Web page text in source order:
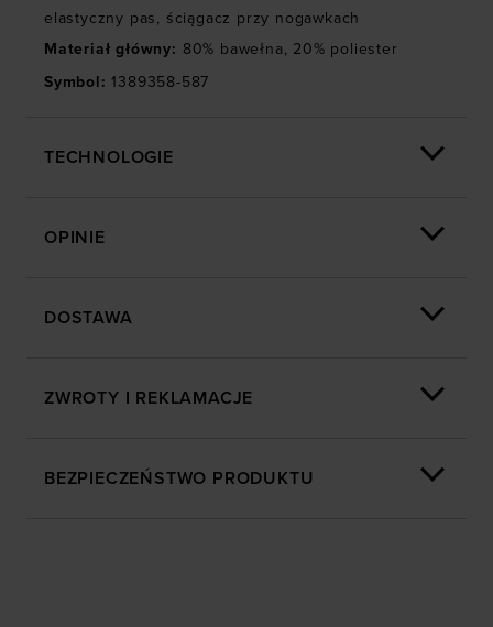
osobowe w celu kierowania dopasowanych reklam
wyświetlania, przeprowadzania badań analitycznych,
dopasowywania treści oraz udoskonalania rozwiązań
znajdziesz w naszej
oraz sekcji
elastyczny pas, ściągacz przy nogawkach
Materiał główny: 80% bawełna, 20% poliester
Symbol: 1389358-587
TECHNOLOGIE
OPINIE
DOSTAWA
ZWROTY I REKLAMACJE
BEZPIECZEŃSTWO PRODUKTU